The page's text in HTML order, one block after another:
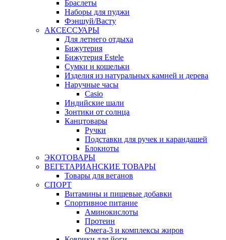
Браслеты
Наборы для пуджи
Фэншуй/Васту
АКСЕССУАРЫ
Для летнего отдыха
Бижутерия
Бижутерия Estele
Сумки и кошельки
Изделия из натуральных камней и дерева
Наручные часы
Casio
Индийские шали
Зонтики от солнца
Канцтовары
Ручки
Подставки для ручек и карандашей
Блокноты
ЭКОТОВАРЫ
ВЕГЕТАРИАНСКИЕ ТОВАРЫ
Товары для веганов
СПОРТ
Витамины и пищевые добавки
Спортивное питание
Аминокислоты
Протеин
Омега-3 и комплексы жиров